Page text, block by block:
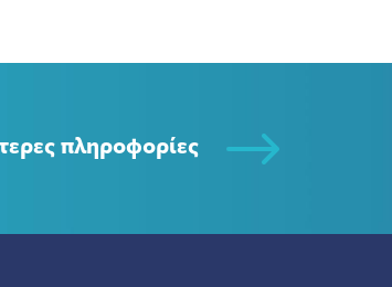
πληροφορίες